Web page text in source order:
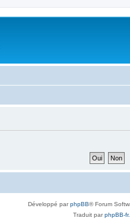
Développé parphpBB® Forum
Traduit parphpBB-